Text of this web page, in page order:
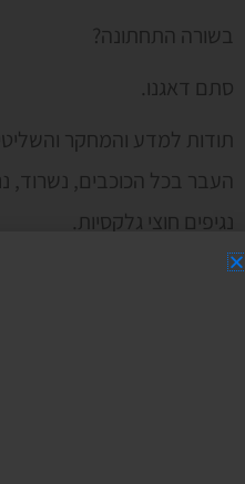
בשורה התחתונה?
סתם דאגנו.
תודות למדע והמחקר
העבר בכל הכוכבים, נשרוד,
נגיפים חוצי גלקסיות.
אגיטן שאבעס